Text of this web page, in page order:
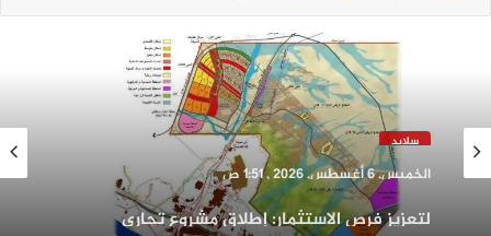
سلايد
الخميس, 6 أغسطس, 2026 , 1:51 ص
لتعزيز فرص الاستثمار: إطلاق مشروع تجاري
وفندقي متكامل فى “قنا الجديدة”